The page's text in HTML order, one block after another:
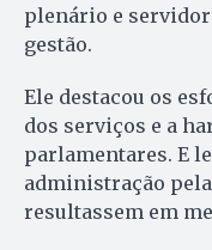
plenário e
gestão.
Ele destacou os
dos serviços e a
parlamentares. E
administração
resultassem em